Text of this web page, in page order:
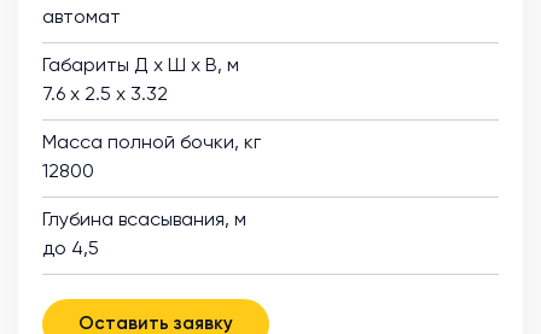
автомат
Габариты Д х Ш х В, м
7.6 х 2.5 х 3.32
Масса полной бочки, кг
12800
Глубина всасывания, м
до 4,5
Оставить заявку